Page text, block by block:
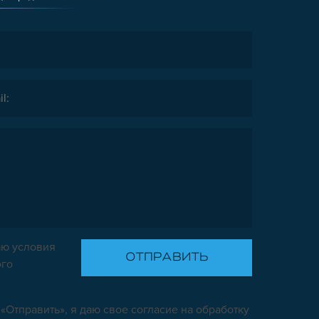
условия
я даю свое согласие на обработку